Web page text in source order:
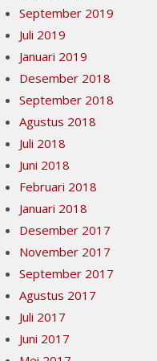
September 2019
Juli 2019
Januari 2019
Desember 2018
September 2018
Agustus 2018
Juli 2018
Juni 2018
Februari 2018
Januari 2018
Desember 2017
November 2017
September 2017
Agustus 2017
Juli 2017
Juni 2017